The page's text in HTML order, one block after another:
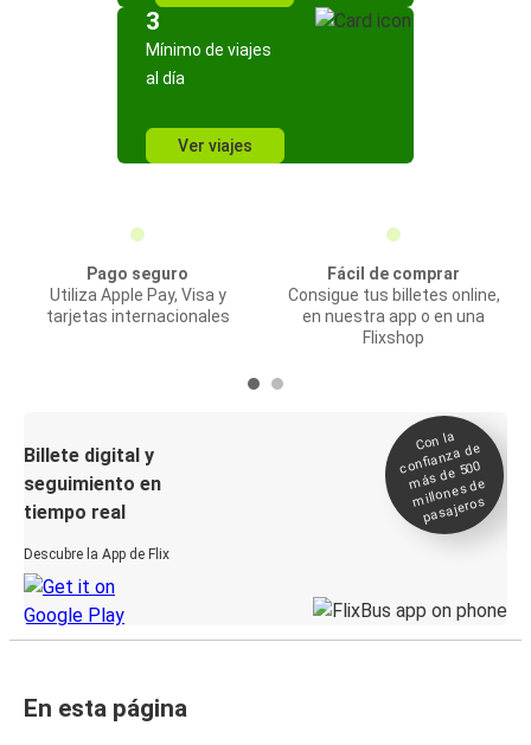
3
Mínimo de viajes
al día
Ver viajes
Pago seguro
Utiliza Apple Pay, Visa y
tarjetas internacionales
Fácil de comprar
Consigue tus billetes online,
en nuestra app o en una
Flixshop
Billete digital y
seguimiento en
tiempo real
Descubre la App de Flix
Con la
confianza de
más de 500
millones de
pasajeros
En esta página